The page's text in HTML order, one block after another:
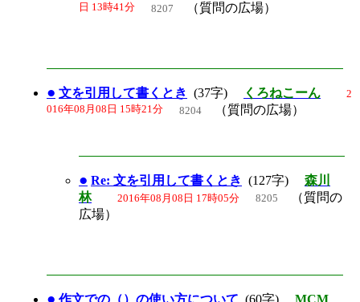
日 13時41分 8207 （質問の広場）
● 文を引用して書くとき (37字) くろねこーん 2
016年08月08日 15時21分 8204 （質問の広場）
● Re: 文を引用して書くとき (127字) 森川
林
2016年08月08日 17時05分 8205
（質問の
広場）
● 作文での（）の使い方について (60字) MCM